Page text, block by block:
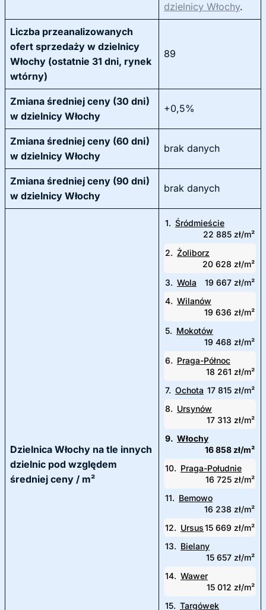
dzielnicy Włochy.
Liczba przeanalizowanych
ofert sprzedaży w dzielnicy
Włochy (ostatnie 31 dni, rynek
wtórny)
89
Zmiana średniej ceny (30 dni)
w dzielnicy Włochy
+0,5%
Zmiana średniej ceny (60 dni)
w dzielnicy Włochy
brak danych
Zmiana średniej ceny (90 dni)
w dzielnicy Włochy
brak danych
Dzielnica Włochy na tle innych
dzielnic pod względem
średniej ceny / m²
1. Śródmieście
22 885 zł/m²
2. Żoliborz
20 628 zł/m²
3. Wola
19 667 zł/m²
4. Wilanów
19 636 zł/m²
5. Mokotów
19 468 zł/m²
6. Praga-Północ
18 261 zł/m²
7. Ochota 17 815 zł/m²
8. Ursynów
17 313 zł/m²
9. Włochy
16 858 zł/m²
10. Praga-Południe
16 725 zł/m²
11. Bemowo
16 238 zł/m²
12. Ursus15 669 zł/m²
13. Bielany
15 657 zł/m²
14. Wawer
15 012 zł/m²
15. Targówek